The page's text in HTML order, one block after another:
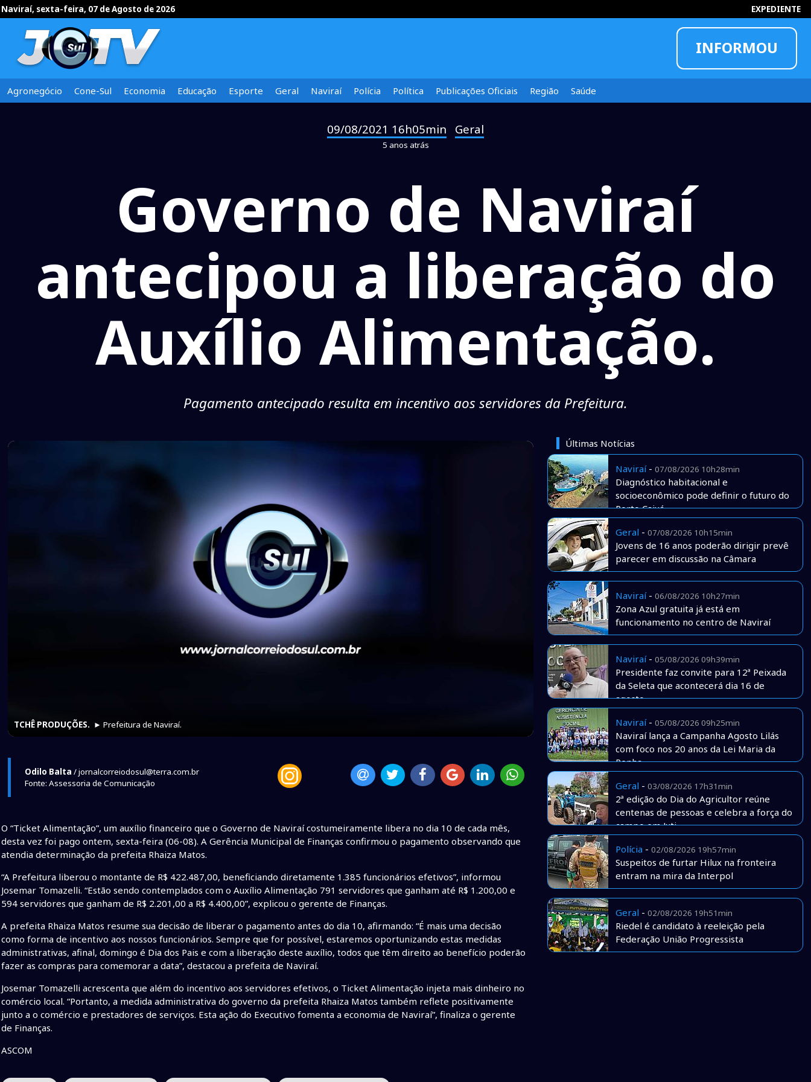
Naviraí, sexta-feira, 07 de Agosto de 2026 EXPEDIENTE
INFORMOU
Agronegócio Cone-Sul Economia Educação Esporte Geral Naviraí Polícia Política Publicações Oficiais Região Saúde
09/08/2021 16h05min Geral
5 anos atrás
Governo de Naviraí
antecipou a liberação do
Auxílio Alimentação.
Pagamento antecipado resulta em incentivo aos servidores da Prefeitura.
TCHÊ PRODUÇÕES. ► Prefeitura de Naviraí.
Odilo Balta / jornalcorreiodosul@terra.com.br
Fonte: Assessoria de Comunicação
O “Ticket Alimentação”, um auxílio financeiro que o Governo de Naviraí costumeiramente libera no dia 10 de cada mês,
desta vez foi pago ontem, sexta-feira (06-08). A Gerência Municipal de Finanças confirmou o pagamento observando que
atendia determinação da prefeita Rhaiza Matos.
“A Prefeitura liberou o montante de R$ 422.487,00, beneficiando diretamente 1.385 funcionários efetivos”, informou
Josemar Tomazelli. “Estão sendo contemplados com o Auxílio Alimentação 791 servidores que ganham até R$ 1.200,00 e
594 servidores que ganham de R$ 2.201,00 a R$ 4.400,00”, explicou o gerente de Finanças.
A prefeita Rhaiza Matos resume sua decisão de liberar o pagamento antes do dia 10, afirmando: “É mais uma decisão
como forma de incentivo aos nossos funcionários. Sempre que for possível, estaremos oportunizando estas medidas
administrativas, afinal, domingo é Dia dos Pais e com a liberação deste auxílio, todos que têm direito ao benefício poderão
fazer as compras para comemorar a data”, destacou a prefeita de Naviraí.
Josemar Tomazelli acrescenta que além do incentivo aos servidores efetivos, o Ticket Alimentação injeta mais dinheiro no
comércio local. “Portanto, a medida administrativa do governo da prefeita Rhaiza Matos também reflete positivamente
junto a o comércio e prestadores de serviços. Esta ação do Executivo fomenta a economia de Naviraí”, finaliza o gerente
de Finanças.
ASCOM
Últimas Notícias
Naviraí- 07/08/2026 10h28min
Diagnóstico habitacional e
socioeconômico pode definir o futuro do
Porto Caiuá
Geral - 07/08/2026 10h15min
Jovens de 16 anos poderão dirigir prevê
parecer em discussão na Câmara
Naviraí- 06/08/2026 10h27min
Zona Azul gratuita já está em
funcionamento no centro de Naviraí
Naviraí- 05/08/2026 09h39min
Presidente faz convite para 12ª Peixada
da Seleta que acontecerá dia 16 de
agosto
Naviraí- 05/08/2026 09h25min
Naviraí lança a Campanha Agosto Lilás
com foco nos 20 anos da Lei Maria da
Penha
Geral - 03/08/2026 17h31min
2ª edição do Dia do Agricultor reúne
centenas de pessoas e celebra a força do
campo em Juti
Polícia - 02/08/2026 19h57min
Suspeitos de furtar Hilux na fronteira
entram na mira da Interpol
Geral - 02/08/2026 19h51min
Riedel é candidato à reeleição pela
Federação União Progressista